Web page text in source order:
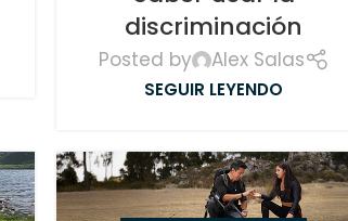
discriminación
Posted by Alex Salas
SEGUIR LEYENDO